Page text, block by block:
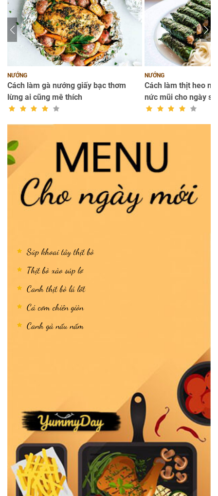
NƯỚNG
Cách làm gà nướng giấy bạc thơm
lừng ai cũng mê thích
NƯỚNG
Cách làm thịt heo
nức mũi cho ngày
Súp khoai tây thịt bò
Thịt bò xào súp lơ
Canh thịt bò lá lốt
Cá cơm chiên giòn
Canh gà nấu nấm